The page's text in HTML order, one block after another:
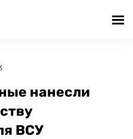
нанесли
ВСУ